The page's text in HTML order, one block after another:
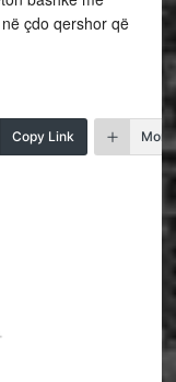
çdo qershor që
Copy Link More